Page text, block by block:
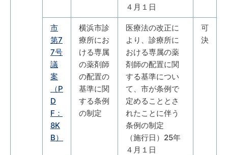
４月１日
市
第7
7号
議
案
（P
D
F：
8K
B）
横浜市診
療所にお
ける専属
の薬剤師
の配置の
基準に関
する条例
の制定
医療法の改正に
より、診療所に
おける専属の薬
剤師の配置に関
する基準につい
て、市が条例で
定めることとさ
れたことに伴う
条例の制定
（施行日）25年
４月１日
可
決